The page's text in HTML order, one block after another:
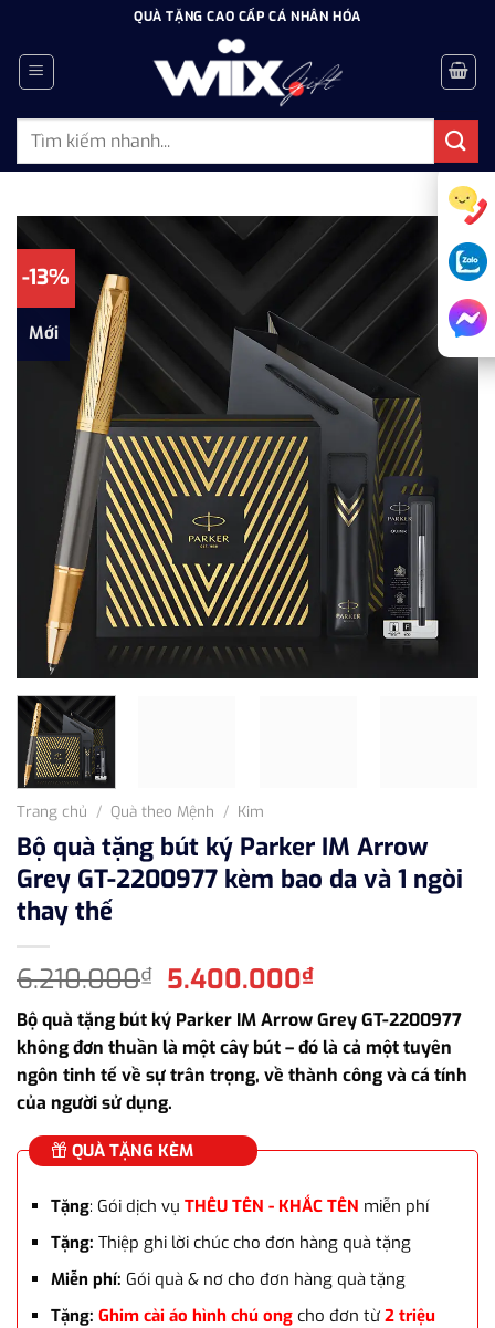
dung
QUÀ TẶNG CAO CẤP CÁ NHÂN HÓA
Tìm
-13%
Mới
Trang chủ / Quà theo Mệnh / Kim
Bộ quà tặng bút ký Parker IM Arrow
Grey GT-2200977 kèm bao da và 1 ngòi
thay thế
6.210.000₫ Giá
gốc
là:
6.210.000₫.
5.400.000₫Giá
hiện
tại
là:
5.400.000₫.
Bộ quà tặng bút ký Parker IM Arrow Grey GT-2200977
không đơn thuần là một cây bút – đó là cả một tuyên
ngôn tinh tế về sự trân trọng, về thành công và cá tính
của người sử dụng.
QUÀ TẶNG KÈM
Tặng: Gói dịch vụ THÊU TÊN - KHẮC TÊN miễn phí
Tặng: Thiệp ghi lời chúc cho đơn hàng quà tặng
Miễn phí: Gói quà & nơ cho đơn hàng quà tặng
Tặng: Ghim cài áo hình chú ongcho đơn từ 2 triệu